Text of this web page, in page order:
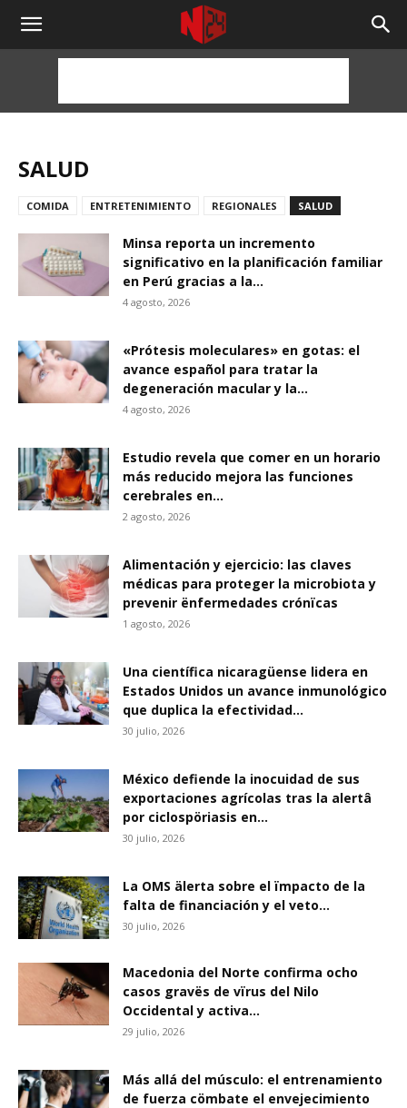
NOTICIAS
HORAS
SALUD
COMIDA ENTRETENIMIENTO REGIONALES SALUD
Minsa reporta un incremento
significativo en la planificación familiar
en Perú gracias a la...
4 agosto, 2026
«Prótesis moleculares» en gotas: el
avance español para tratar la
degeneración macular y la...
4 agosto, 2026
Estudio revela que comer en un horario
más reducido mejora las funciones
cerebrales en...
2 agosto, 2026
Alimentación y ejercicio: las claves
médicas para proteger la microbiota y
prevenir ënfermedades crónïcas
1 agosto, 2026
Una científica nicaragüense lidera en
Estados Unidos un avance inmunológico
que duplica la efectividad...
30 julio, 2026
México defiende la inocuidad de sus
exportaciones agrícolas tras la alertâ
por ciclospöriasis en...
30 julio, 2026
La OMS älerta sobre el ïmpacto de la
falta de financiación y el veto...
30 julio, 2026
Macedonia del Norte confirma ocho
casos gravës de vïrus del Nilo
Occidental y activa...
29 julio, 2026
Más allá del músculo: el entrenamiento
de fuerza cömbate el envejecimiento